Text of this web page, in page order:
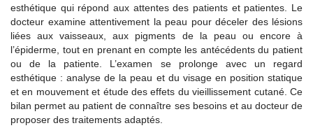
esthétique qui répond aux attentes des patients et patientes. Le
docteur examine attentivement la peau pour déceler des lésions
liées aux vaisseaux, aux pigments de la peau ou encore à
l’épiderme, tout en prenant en compte les antécédents du patient
ou de la patiente. L’examen se prolonge avec un regard
esthétique : analyse de la peau et du visage en position statique
et en mouvement et étude des effets du vieillissement cutané. Ce
bilan permet au patient de connaître ses besoins et au docteur de
proposer des traitements adaptés.